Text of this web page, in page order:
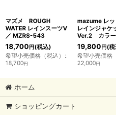
マズメ ROUGH
WATER レインスーツV
／ MZRS-543
18,700 円 (税込)
希望小売価格（税込） :
18,700円
mazume レッ
レインジャケ
Ver.2 カラー
19,800 円(税
希望小売価格
22,000円
ホーム
ショッピングカート